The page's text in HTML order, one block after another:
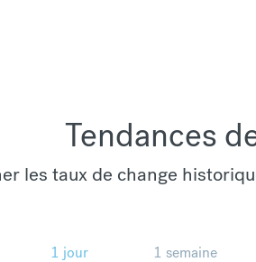
Tendances
les taux de change
1 jour 1 semaine